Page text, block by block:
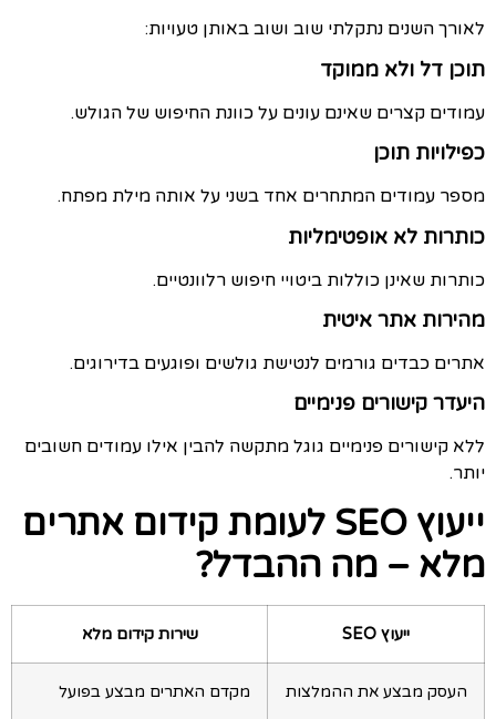
לאורך השנים נתקלתי שוב ושוב באותן טעויות:
תוכן דל ולא ממוקד
עמודים קצרים שאינם עונים על כוונת החיפוש של הגולש.
כפילויות תוכן
מספר עמודים המתחרים אחד בשני על אותה מילת מפתח.
כותרות לא אופטימליות
כותרות שאינן כוללות ביטויי חיפוש רלוונטיים.
מהירות אתר איטית
אתרים כבדים גורמים לנטישת גולשים ופוגעים בדירוגים.
היעדר קישורים פנימיים
ללא קישורים פנימיים גוגל מתקשה להבין אילו עמודים חשובים
יותר.
ייעוץ SEO לעומת קידום אתרים
מלא – מה ההבדל?
ייעוץ SEO שירות קידום מלא
העסק מבצע את ההמלצות מקדם האתרים מבצע בפועל